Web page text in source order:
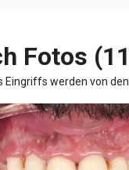
Fotos
Eingriffs werden von